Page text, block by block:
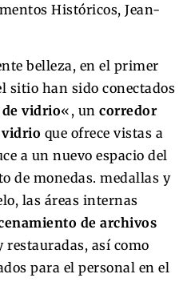
Históricos, Jean-
belleza, en el primer
sitio han sido conectados
vidrio«, un corredor
vidrio que ofrece vistas a
a un nuevo espacio del
de monedas. medallas y
las áreas internas
de archivos
restauradas, así como
para el personal en el